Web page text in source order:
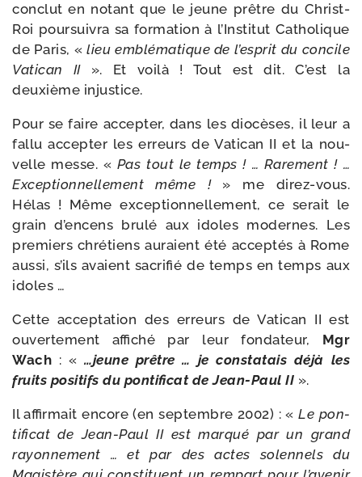
conclut en notant que le jeune prêtre du Christ-​
Roi pour­sui­vra sa for­ma­tion à l’Institut Catholique
de Paris, « lieu emblé­ma­tique de l’esprit du concile
Vatican II ». Et voi­là ! Tout est dit. C’est la
deuxième injustice.
Pour se faire accep­ter, dans les dio­cèses, il leur a
fal­lu accep­ter les erreurs de Vatican II et la nou­
velle messe. « Pas tout le temps ! … Rarement ! …
Exceptionnellement même ! » me direz-​vous.
Hélas ! Même excep­tion­nel­le­ment, ce serait le
grain d’encens bru­lé aux idoles modernes. Les
pre­miers chré­tiens auraient été accep­tés à Rome
aus­si, s’ils avaient sacri­fié de temps en temps aux
idoles …
Cette accep­ta­tion des erreurs de Vatican II est
ouver­te­ment affi­ché par leur fon­da­teur, Mgr
Wach : « …jeune prêtre … je consta­tais déjà les
fruits posi­tifs du pon­ti­fi­cat de Jean-​Paul II ».
Il affir­mait encore (en sep­tembre 2002) : « Le pon­
ti­fi­cat de Jean-​Paul II est mar­qué par un grand
rayon­ne­ment … et par des actes solen­nels du